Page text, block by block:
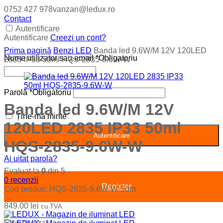
0752 427 978vanzari@ledux.ro
Contact
Autentificare
Autentificare Creezi un cont?
Nume utilizator sau email*Obligatoriu
Parolă *Obligatoriu
Ține-mă minte
Autentificare
Ai uitat parola?
Register
Prima pagină Benzi LED Banda led 9.6W/M 12V 120LED
2835 IP33 50ml HQS-2835-9.6W-W
Banda led 9.6W/M 12V
120LED 2835 IP33 50ml
HQS-2835-9.6W-W
Evaluat la0din 5
0 recenzii
Cod produs: HQS-2835-9.6W-W-50m
849.00 lei cu TVA